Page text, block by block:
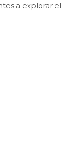
a explorar el